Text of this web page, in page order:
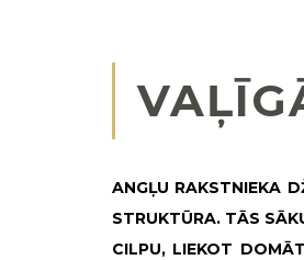
ANGĻU RAKSTNIEKA
STRUKTŪRA. TĀS
CILPU, LIEKOT